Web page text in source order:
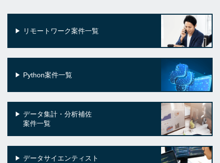
リモートワーク案件一覧
Python案件一覧
データ集計・分析補佐
案件一覧
データサイエンティスト